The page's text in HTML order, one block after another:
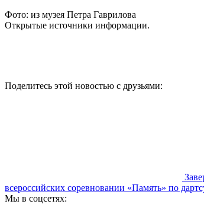
Фото: из музея Петра Гаврилова
Открытые источники информации.
Поделитесь этой новостью с друзьями:
всероссийских соревновании «Память» по
Мы в соцсетях: